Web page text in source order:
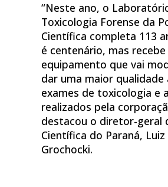
“Neste ano, o
Toxicologia Forense da
Científica completa 113
é centenário, mas recebe
equipamento que vai
dar uma maior qualidade
exames de toxicologia e
realizados pela
destacou o diretor-geral
Científica do Paraná,
Grochocki.